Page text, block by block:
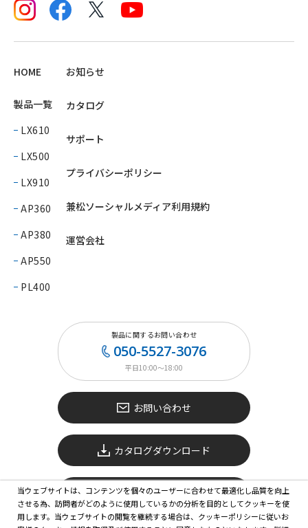
HOME
製品一覧
LX610
LX500
LX910
AP360
AP380
AP550
PL400
お知らせ
カタログ
サポート
プライバシーポリシー
兼松ソーシャルメディア利用規約
運営会社
製品に関するお問い合わせ
050-5527-3076
平日10:00〜18:00
お問い合わせ
カタログダウンロード
ONLINE SHOP
当ウェブサイトは、コンテンツを個々のユーザーに合わせて最適化し品質を向上
させる為、訪問者がどのように使用しているかの分析を目的としてクッキーを使
用します。当ウェブサイトの閲覧を継続する場合は、クッキーポリシーに従いお